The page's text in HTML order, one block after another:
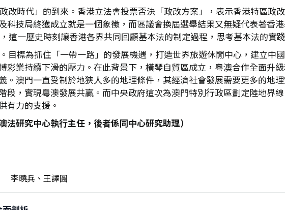
改時代」的到來。香港立法會投票否決「政改方案」，表示香港特區政
科技局終獲成立就是一個象徵，而區議會換屆選舉結果又無疑代表著香
這一歷史時刻讓香港各界共同回顧基本法的制定過程，思考基本法的實
目標為抓住「一帶一路」的發展機遇，打造世界旅遊休閒中心，建立中
彩業持續下滑的壓力。在此背景下，橫琴自貿區成立，粵澳合作全面升
。澳門一直受制於地狹人多的地理條件，其經濟社會發展需要更多的地
段，實現粵澳發展共贏。而中央政府這次為澳門特別行政區劃定陸地界
有力的支援。
法研究中心執行主任，後者係同中心研究助理）
李曉兵、王譯圓